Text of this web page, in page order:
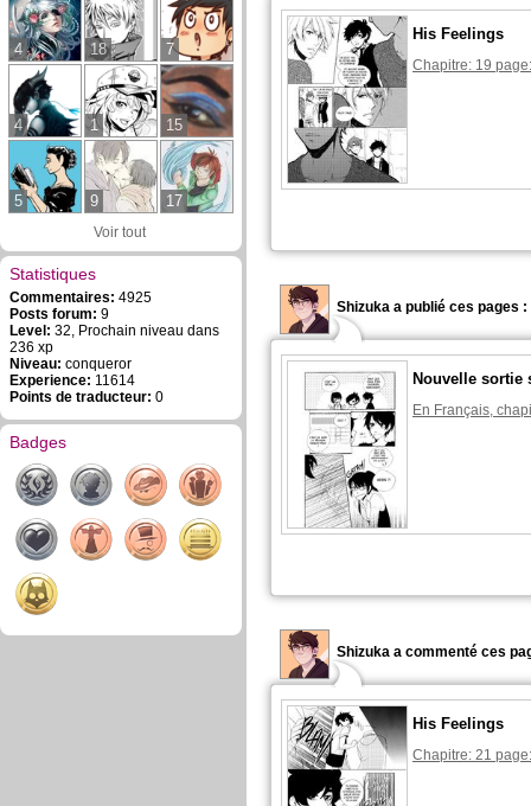
4 18 7
4 1 15
5 9 17
Voir tout
Statistiques
Commentaires: 4925
Posts forum: 9
Level: 32, Prochain niveau dans
236 xp
Niveau: conqueror
Experience: 11614
Points de traducteur: 0
Badges
His Feelings
Chapitre: 19
Shizuka a publié ces pages :
Nouvelle sortie
En Français,
Shizuka a commenté ces
His Feelings
Chapitre: 21